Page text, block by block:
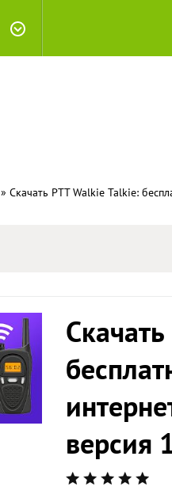
» Скачать PTT Walkie Talkie:
версия